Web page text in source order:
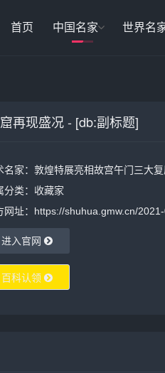
首页 中国名家 世界名
再现盛况 - [db:副标题]
名家：敦煌特展亮相故宫午门三大
分类： 收藏家
网址：https://shuhua.gmw.cn/
进入官网
百科认领